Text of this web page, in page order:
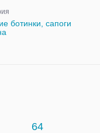
ботинки, сапоги
64